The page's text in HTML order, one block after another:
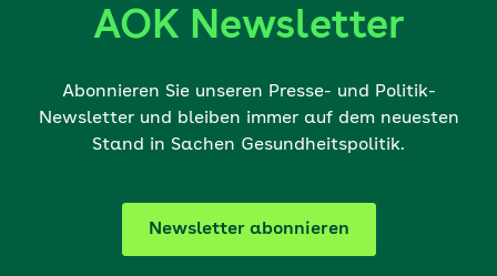
AOK Newsletter
Abonnieren Sie unseren Presse- und Politik-
Newsletter und bleiben immer auf dem neuesten
Stand in Sachen Gesundheitspolitik.
Newsletter abonnieren